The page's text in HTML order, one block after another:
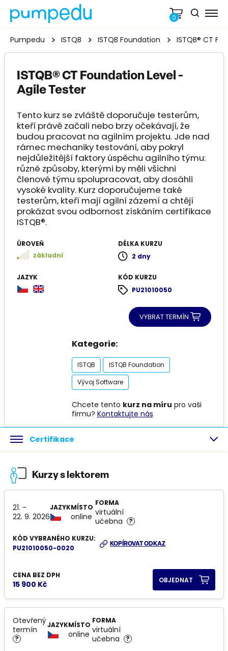
0
Pumpedu ISTQB ISTQB Foundation ISTQB® CT
ISTQB® CT Foundation Level -
Agile Tester
Tento kurz se zvláště doporučuje testerům,
kteří právě začali nebo brzy očekávají, že
budou pracovat na agilním projektu. Jde nad
rámec mechaniky testování, aby pokryl
nejdůležitější faktory úspěchu agilního týmu:
různé způsoby, kterými by měli všichni
členové týmu spolupracovat, aby dosáhli
vysoké kvality. Kurz doporučujeme také
testerům, kteří mají agilní zázemí a chtějí
prokázat svou odbornost získáním certifikace
ISTQB®.
ÚROVEŇ
základní
DÉLKA KURZU
2 dny
JAZYK
KÓD KURZU
PU21010050
VYBRAT TERMÍN
Kategorie:
ISTQB
ISTQB Foundation
Vývoj Software
Chcete tento kurz na míru pro vaši
firmu? Kontaktujte nás
Certifikace
Kurzy s lektorem
21. -
22. 9. 2026
JAZYKMÍSTO
online
FORMA
virtuální
učebna
?
KÓD VYBRANÉHO KURZU:
PU21010050-0020
KOPÍROVAT ODKAZ
CENA BEZ DPH
15 900 Kč OBJEDNAT
Otevřený
termín
?
JAZYKMÍSTO
online
FORMA
virtuální
učebna
?